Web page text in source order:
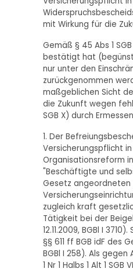
mit Wirkung für die
Gemäß § 45 Abs 1
bestätigt hat
nur unter den
zurückgenommen
maßgeblichen Sicht
die Zukunft wegen
SGB X) durch
1. Der
Versicherungspflicht in
Organisationsreform
"Beschäftigte und
Gesetz
zugleich kraft
Tätigkeit bei der
12.11.2009, BGBl I
§§ 611 ff BGB idF des
BGBl I 258). Als
1 Nr 1 Halbs 1 Alt 1